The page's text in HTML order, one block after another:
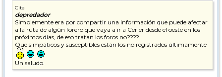
Cita
depredador
Simplemente era por compartir una información que puede afectar
a la ruta de algún forero que vaya a ir a Cerler desde el oeste en los
próximos días, de eso tratan los foros no????
Que simpáticos y susceptibles están los no registrados últimamente
Un saludo.